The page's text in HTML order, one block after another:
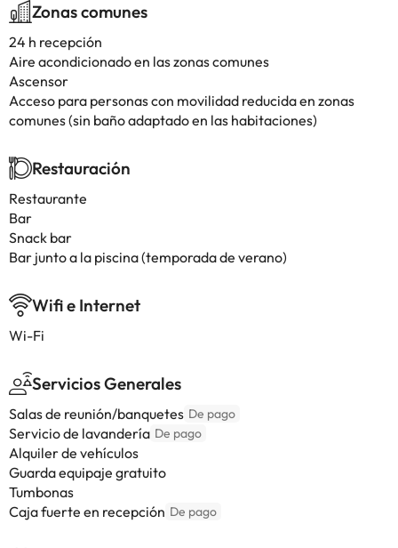
Zonas comunes
24 h recepción
Aire acondicionado en las zonas comunes
Ascensor
Acceso para personas con movilidad reducida en zonas
comunes (sin baño adaptado en las habitaciones)
Restauración
Restaurante
Bar
Snack bar
Bar junto a la piscina (temporada de verano)
Wifi e Internet
Wi-Fi
Servicios Generales
Salas de reunión/banquetes De pago
Servicio de lavandería De pago
Alquiler de vehículos
Guarda equipaje gratuito
Tumbonas
Caja fuerte en recepción De pago